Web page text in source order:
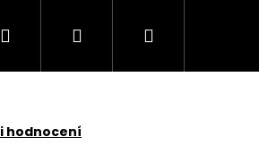
Nabídka dopravy
Hledat PřihlášeníNákupní
hodnocení